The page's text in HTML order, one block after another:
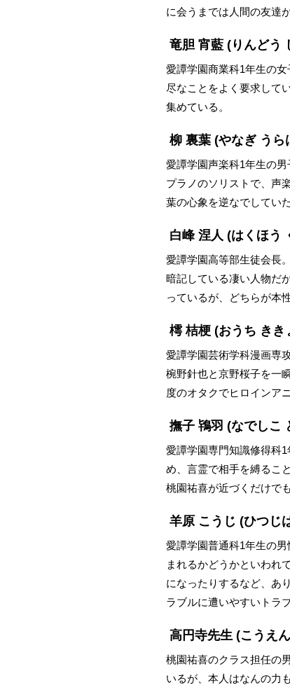
に会うまでは人間の友達
竜胆 宵藍 (りんどう
愛譚学園商業科1年生の
尽なことをよく要求して
集めている。
柳 裏葉 (やなぎ うら
愛譚学園声楽科1年生の
プラノのソリストで、声
葉の心象を逆なでしてい
白峰 涅人 (はくほう
愛譚学園高等部生徒会長
暗記している凄い人物だ
っているが、どちらが本
樗 桔梗 (おうち きき
愛譚学園芸術学科漫画専
椀野針也と京野桜子を一
度のオタクでヒロインア
撫子 鴇羽 (なでしこ
愛譚学園専門知識修得科
め、言霊で相手を縛るこ
桃園祐喜が近づくだけで
羊原 こうじ (ひつじ
愛譚学園普通科1年生の
まれるかどうかといわれ
になったりするなど、あ
ラブルに遭いやすいトラ
高円寺先生 (こうえ
桃園祐喜のクラス担任の
いるが、本人はなんの力